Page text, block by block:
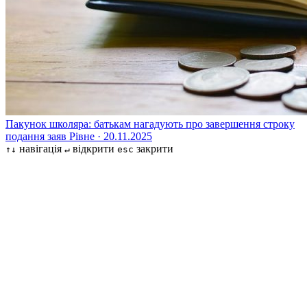
Пакунок школяра: батькам нагадують про завершення строку
подання заяв Рівне · 20.11.2025
↑↓ навігація ↵ відкрити esc закрити